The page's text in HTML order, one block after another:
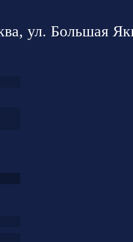
ул. Большая